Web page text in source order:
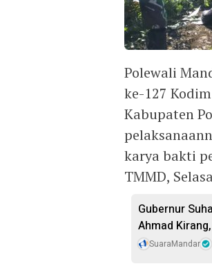
Polewali
ke-127
Kabupaten
karya bakti
TMMD,
Gubernur
Ahmad
SuaraMandar